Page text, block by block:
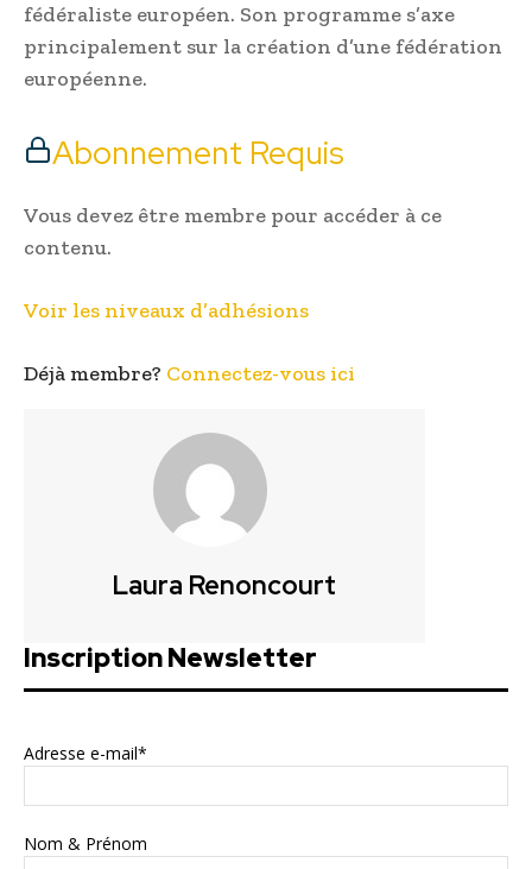
fédéraliste européen. Son programme s’axe
principalement sur la création d’une fédération
européenne.
Abonnement Requis
Vous devez être membre pour accéder à ce
contenu.
Voir les niveaux d’adhésions
Déjà membre? Connectez-vous ici
Laura Renoncourt
Inscription Newsletter
Adresse e-mail*
Nom & Prénom